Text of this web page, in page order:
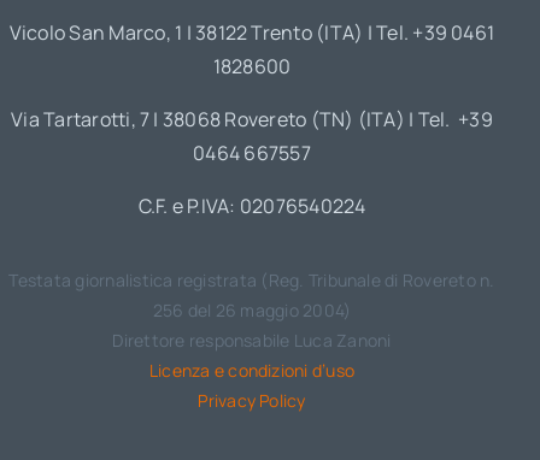
Vicolo San Marco, 1 | 38122 Trento (ITA) | Tel. +39 0461
1828600
Via Tartarotti, 7 | 38068 Rovereto (TN) (ITA) | Tel. +39
0464 667557
C.F. e P.IVA: 02076540224
Testata giornalistica registrata (Reg. Tribunale di Rovereto n.
256 del 26 maggio 2004)
Direttore responsabile Luca Zanoni
Licenza e condizioni d’uso
Privacy Policy